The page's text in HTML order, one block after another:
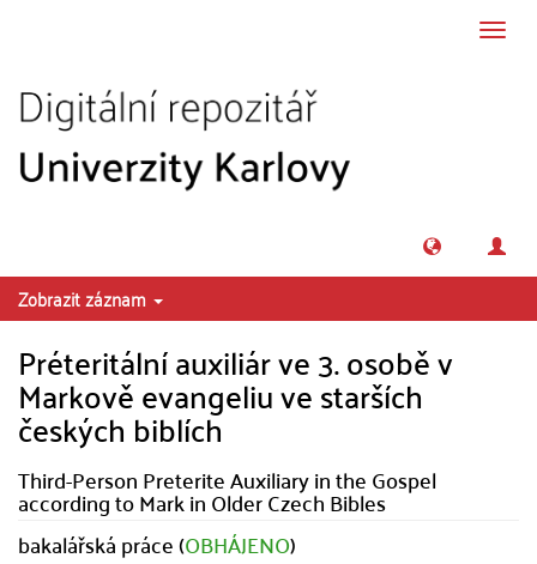
Zobrazit záznam
Préteritální auxiliár ve 3. osobě v
Markově evangeliu ve starších
českých biblích
Third-Person Preterite Auxiliary in the Gospel
according to Mark in Older Czech Bibles
bakalářská práce (OBHÁJENO)